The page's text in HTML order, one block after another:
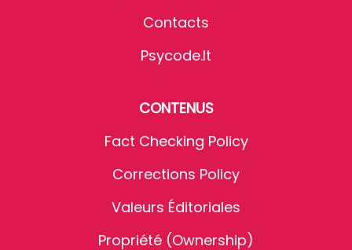
Contacts
Psycode.it
CONTENUS
Fact Checking Policy
Corrections Policy
Valeurs Éditoriales
Propriété (Ownership)